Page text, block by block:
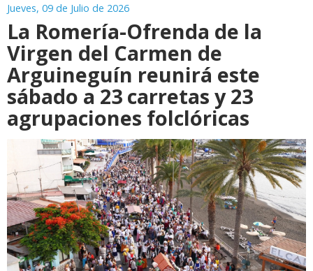
Jueves, 09 de Julio de 2026
La Romería-Ofrenda de la
Virgen del Carmen de
Arguineguín reunirá este
sábado a 23 carretas y 23
agrupaciones folclóricas